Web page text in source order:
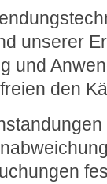
unserer
und
den